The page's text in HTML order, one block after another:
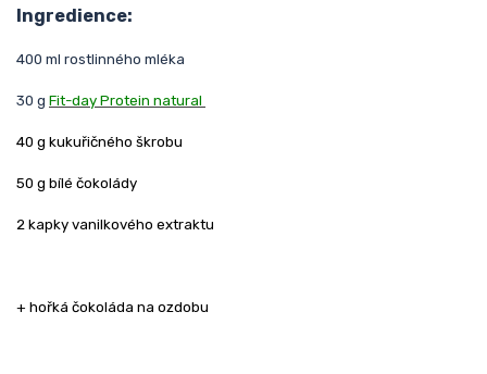
Ingredience:
400 ml rostlinného mléka
30 g Fit-day Protein natural
40 g kukuřičného škrobu
50 g bílé čokolády
2 kapky vanilkového extraktu
+ hořká čokoláda na ozdobu